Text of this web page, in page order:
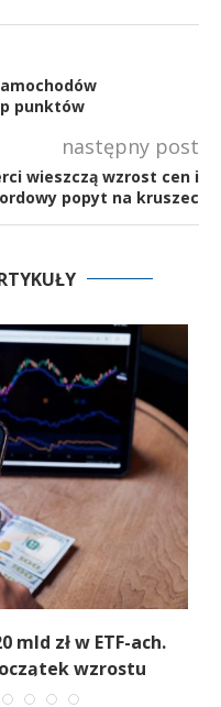
punktów
następny post
wieszczą wzrost cen i
popyt na kruszec
mld zł w ETF-ach.
wzrostu